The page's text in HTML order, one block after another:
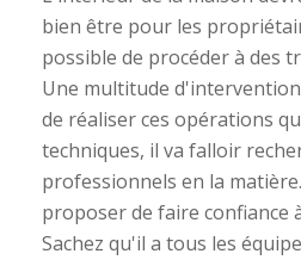
bien être pour les
possible de procéder à des
Une multitude
de réaliser ces opérations
techniques, il va falloir
professionnels en la
proposer de faire confiance
Sachez qu'il a tous les